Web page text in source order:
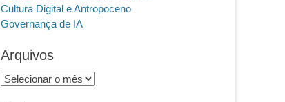
Cultura Digital e Antropoceno
Governança de IA
Arquivos
Arquivos